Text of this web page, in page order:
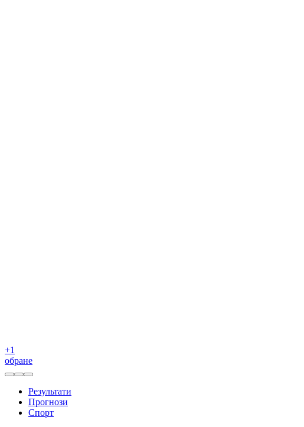
+1
обране
Результати
Прогнози
Спорт